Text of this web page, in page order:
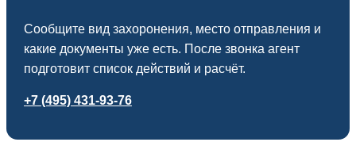
Сообщите вид захоронения, место отправления и
какие документы уже есть. После звонка агент
подготовит список действий и расчёт.
+7 (495) 431-93-76